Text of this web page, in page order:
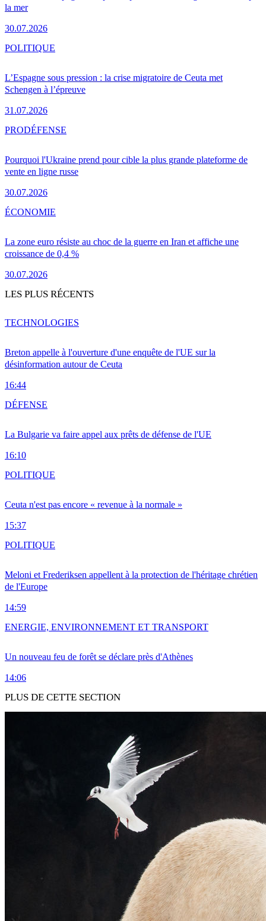
la mer
30.07.2026
L’Espagne sous pression : la crise migratoire de Ceuta met
Schengen à l’épreuve
31.07.2026
POLITIQUE
Pourquoi l'Ukraine prend pour cible la plus grande plateforme de
vente en ligne russe
30.07.2026
PRODÉFENSE
La zone euro résiste au choc de la guerre en Iran et affiche une
croissance de 0,4 %
30.07.2026
ÉCONOMIE
LES PLUS RÉCENTS
Breton appelle à l'ouverture d'une enquête de l'UE sur la
désinformation autour de Ceuta
16:44
TECHNOLOGIES
La Bulgarie va faire appel aux prêts de défense de l'UE
16:10
DÉFENSE
Ceuta n'est pas encore « revenue à la normale »
15:37
POLITIQUE
Meloni et Frederiksen appellent à la protection de l'héritage chrétien
de l'Europe
14:59
POLITIQUE
Un nouveau feu de forêt se déclare près d'Athènes
14:06
ENERGIE, ENVIRONNEMENT ET TRANSPORT
PLUS DE CETTE SECTION